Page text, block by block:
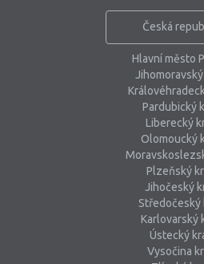
Česká
Hlavní město
Pardubický
Liberecký
Olomoucký
Plzeňský
Jihočeský
Středočeský
Karlovarský
Ústecký
Vysočina